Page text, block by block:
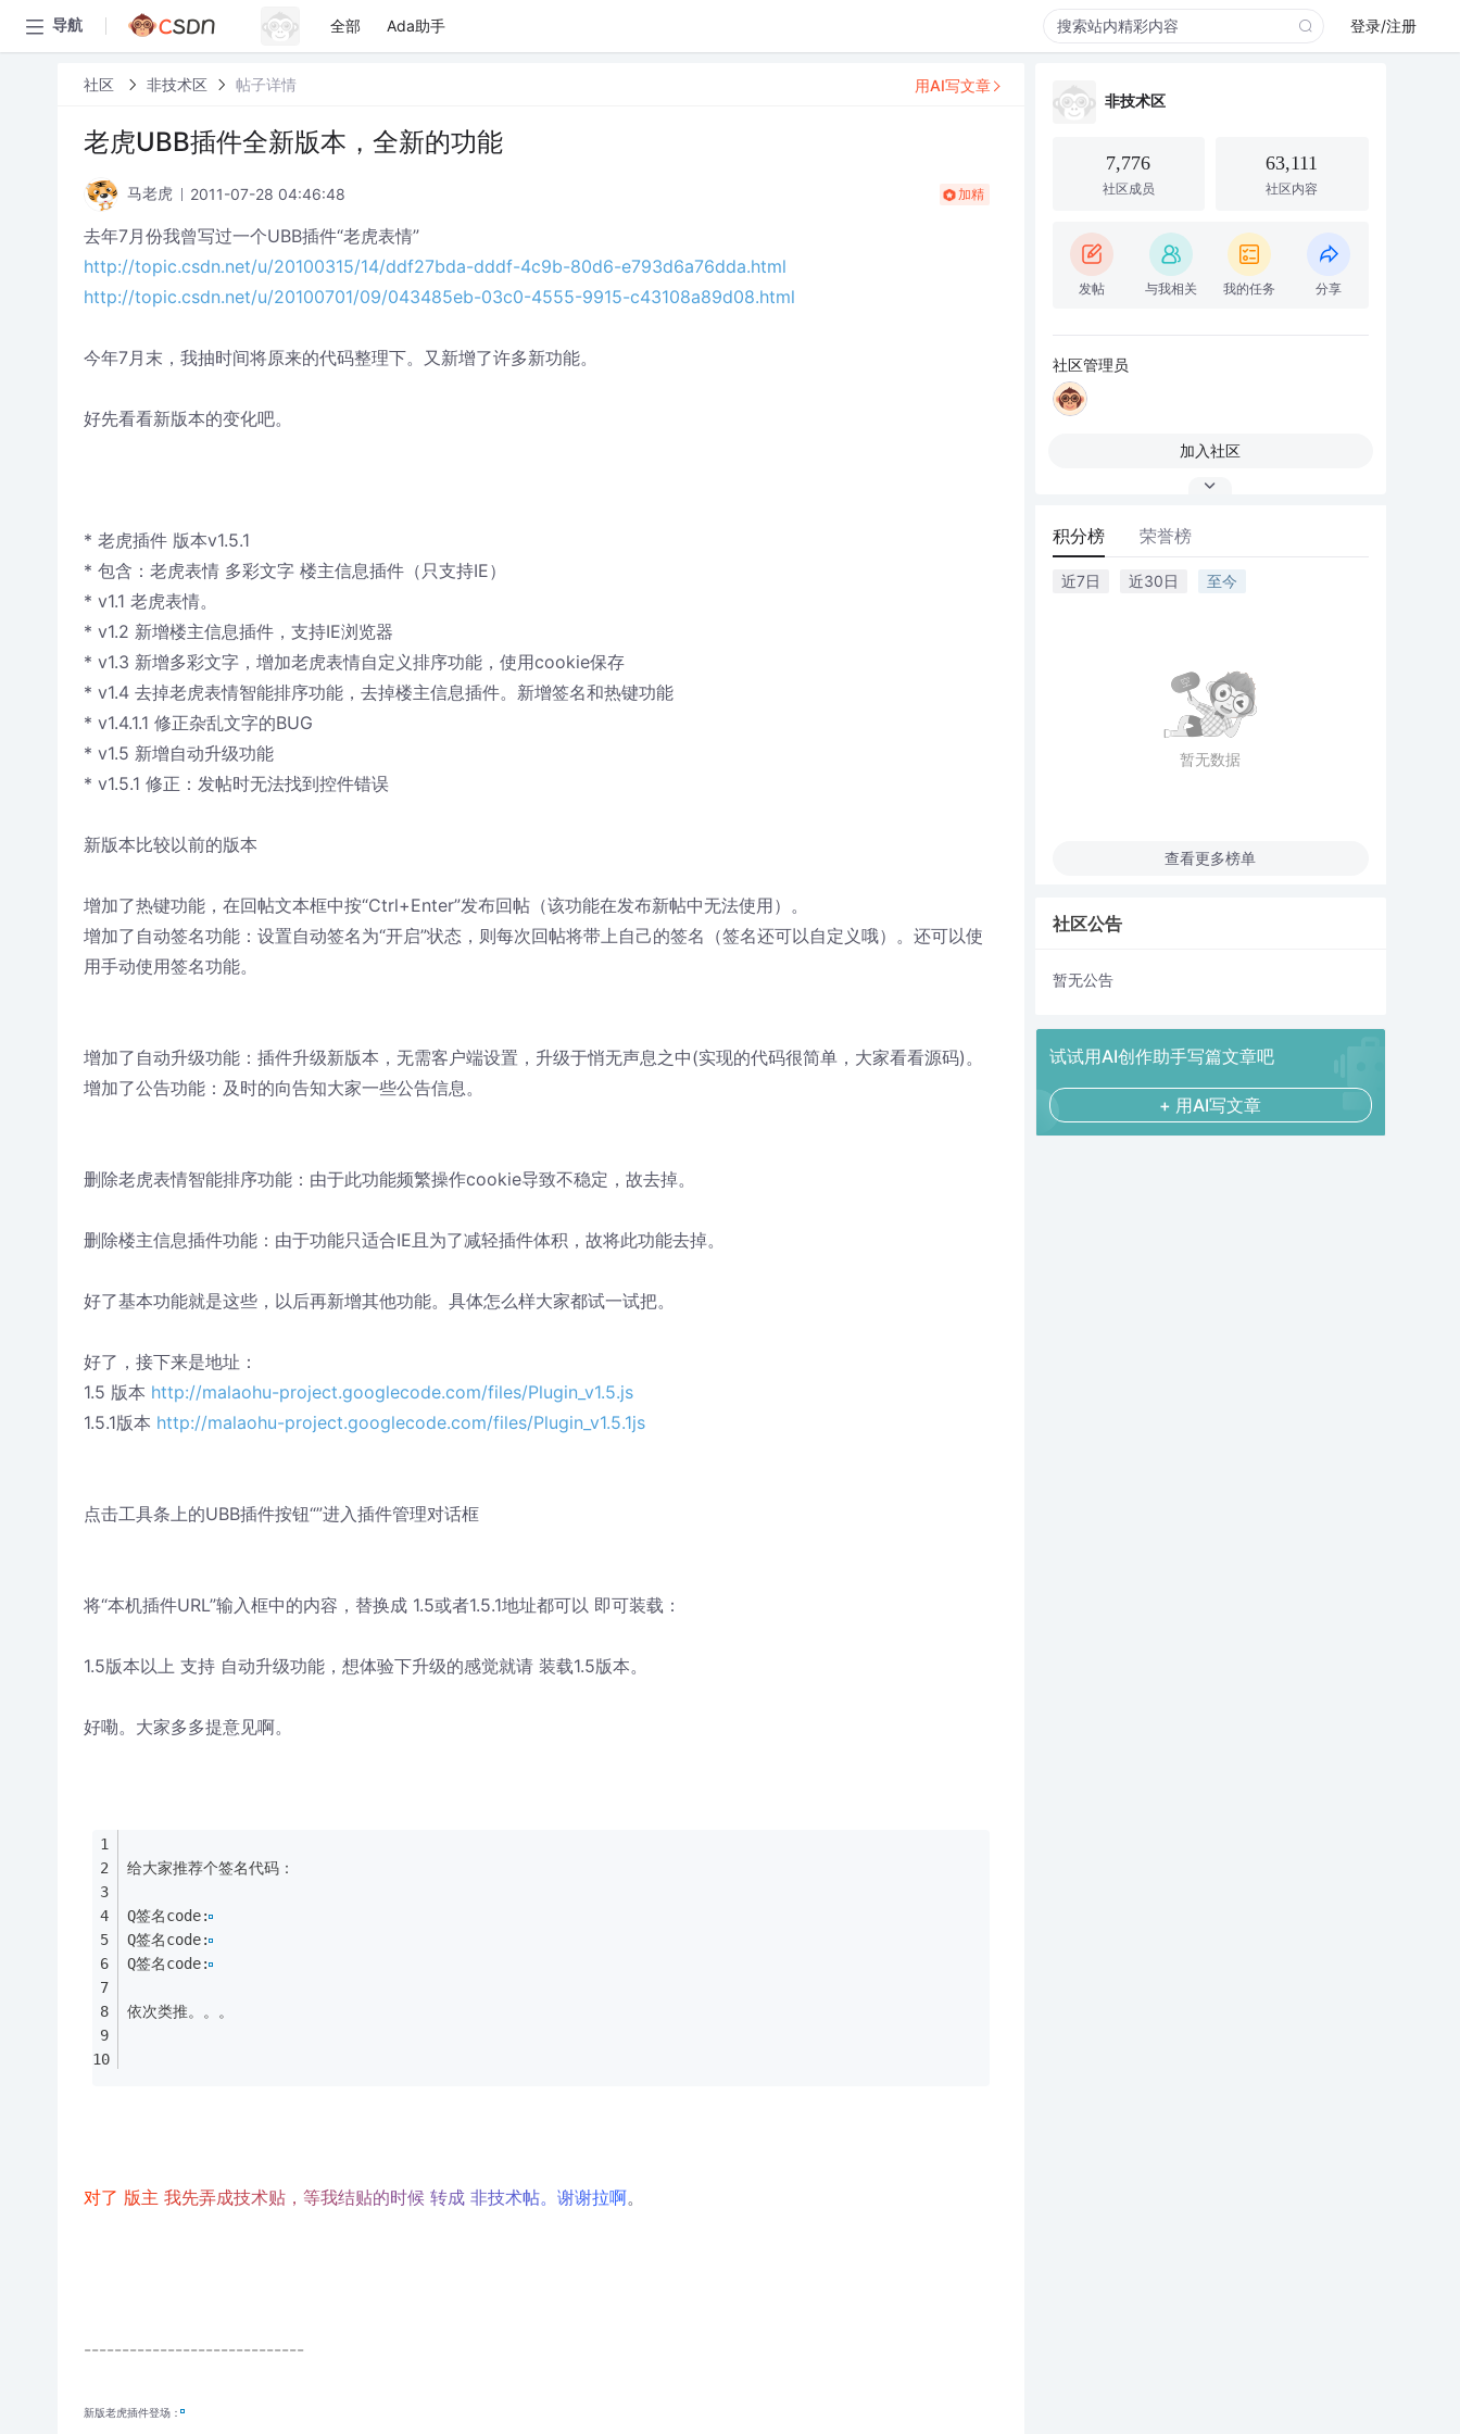
导航 全部 Ada助手 登录/注册
社区 非技术区 帖子详情
老虎UBB插件全新版本，全新的功能
马老虎 2011-07-28 04:46:48 加精
去年7月份我曾写过一个UBB插件“老虎表情”
http://topic.csdn.net/u/20100315/14/ddf27bda-dddf-4c9b-80d6-e793d6a76dda.html
http://topic.csdn.net/u/20100701/09/043485eb-03c0-4555-9915-c43108a89d08.html
今年7月末，我抽时间将原来的代码整理下。又新增了许多新功能。
好先看看新版本的变化吧。
* 老虎插件 版本v1.5.1
* 包含：老虎表情 多彩文字 楼主信息插件（只支持IE）
* v1.1 老虎表情。
* v1.2 新增楼主信息插件，支持IE浏览器
* v1.3 新增多彩文字，增加老虎表情自定义排序功能，使用cookie保存
* v1.4 去掉老虎表情智能排序功能，去掉楼主信息插件。新增签名和热键功能
* v1.4.1.1 修正杂乱文字的BUG
* v1.5 新增自动升级功能
* v1.5.1 修正：发帖时无法找到控件错误
新版本比较以前的版本
增加了热键功能，在回帖文本框中按“Ctrl+Enter”发布回帖（该功能在发布新帖中无法使用）。
增加了自动签名功能：设置自动签名为“开启”状态，则每次回帖将带上自己的签名（签名还可以自定义哦）。还可以使
用手动使用签名功能。
增加了自动升级功能：插件升级新版本，无需客户端设置，升级于悄无声息之中(实现的代码很简单，大家看看源码)。
增加了公告功能：及时的向告知大家一些公告信息。
删除老虎表情智能排序功能：由于此功能频繁操作cookie导致不稳定，故去掉。
删除楼主信息插件功能：由于功能只适合IE且为了减轻插件体积，故将此功能去掉。
好了基本功能就是这些，以后再新增其他功能。具体怎么样大家都试一试把。
好了，接下来是地址：
1.5 版本 http://malaohu-project.googlecode.com/files/Plugin_v1.5.js
1.5.1版本 http://malaohu-project.googlecode.com/files/Plugin_v1.5.1js
点击工具条上的UBB插件按钮“”进入插件管理对话框
将“本机插件URL”输入框中的内容，替换成 1.5或者1.5.1地址都可以 即可装载：
1.5版本以上 支持 自动升级功能，想体验下升级的感觉就请 装载1.5版本。
好嘞。大家多多提意见啊。
给大家推荐个签名代码：
Q签名code:
Q签名code:
Q签名code:
依次类推。。。
对了 版主 我先弄成技术贴， 等我结贴的时候 转成 非技术帖。 谢谢拉啊。
-----------------------------
新版老虎插件登场：
用AI写文章
非技术区
7,776
社区成员
63,111
社区内容
发帖 与我相关 我的任务 分享
社区管理员
加入社区
积分榜 荣誉榜
近7日 近30日 至今
暂无数据
查看更多榜单
社区公告
暂无公告
试试用AI创作助手写篇文章吧
+ 用AI写文章